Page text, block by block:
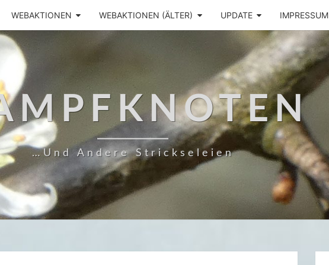
WEBAKTIONEN WEBAKTIONEN (ÄLTER) UPDATE IMPRESSUM
…und Andere Strickseleien